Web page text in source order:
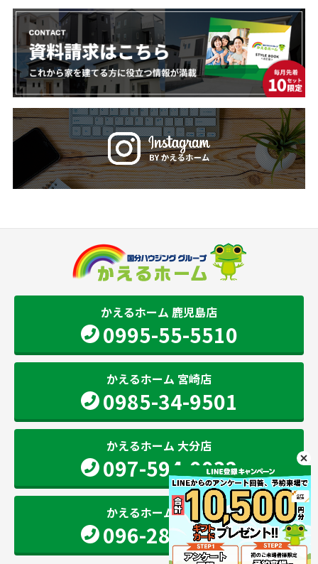
かえるホーム 鹿児島店
0995-55-5510
かえるホーム 宮崎店
0985-34-9501
かえるホーム 大分店
097-594-0032
かえるホーム 熊本店
096-283-2207